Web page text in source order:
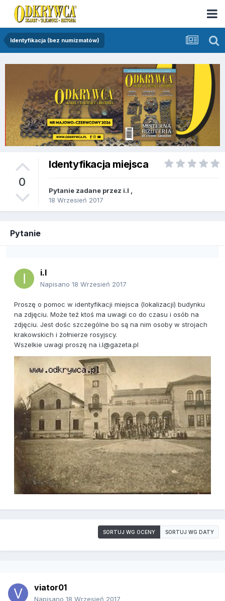
Identyfikacja (bez numizmatów)
0
Identyfikacja miejsca
Pytanie zadane przez i.l
18 Wrzesień 2017
Pytanie
i.l
Napisano 18 Wrzesień 2017
Proszę o pomoc w identyfikacji miejsca (lokalizacji) budynku
na zdjęciu. Może też ktoś ma uwagi co do czasu i osób na
zdjęciu. Jest dośc szczególne bo są na nim osoby w strojach
krakowskich i żołnierze rosyjscy.
Wszelkie uwagi proszę na i.l@gazeta.pl
SORTUJ WG OCENY SORTUJ WG DATY
viator01
Napisano 18 Wrzesień 2017